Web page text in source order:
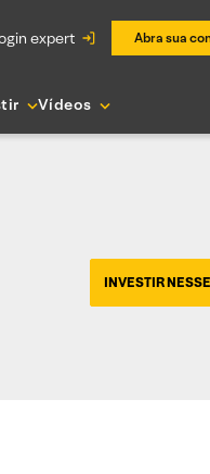
expert Abra sua
Vídeos
INVESTIR